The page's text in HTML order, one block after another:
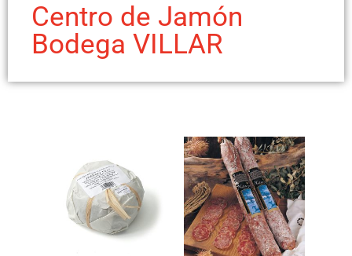
Centro de Jamón
Bodega VILLAR